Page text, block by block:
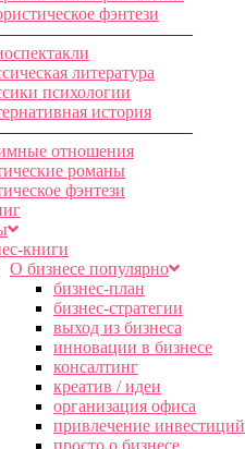
фэнтези
литература
психологии
история
отношения
романы
фэнтези
книги
О бизнесе популярно
бизнес-план
бизнес-стратегии
выход из бизнеса
инновации в бизнесе
консалтинг
креатив / идеи
организация офиса
привлечение инвестиций
просто о бизнесе